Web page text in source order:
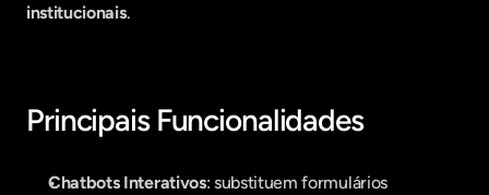
institucionais.
Principais Funcionalidades
Chatbots Interativos: substituem formulários